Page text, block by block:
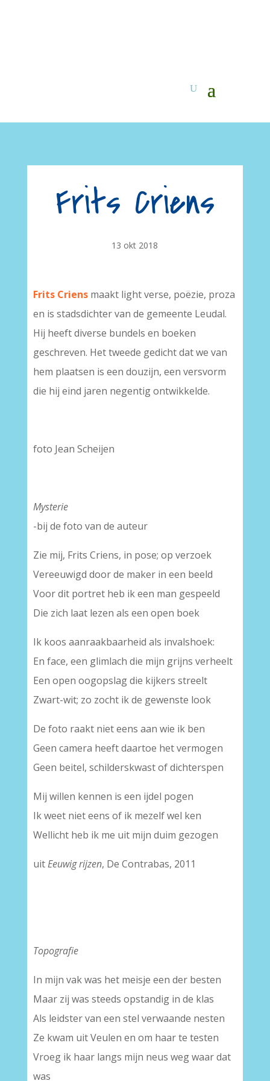
Frits Criens
13 okt 2018
Frits Criensmaakt light verse, poëzie, proza
en is stadsdichter van de gemeente Leudal.
Hij heeft diverse bundels en boeken
geschreven. Het tweede gedicht dat we van
hem plaatsen is een douzijn, een versvorm
die hij eind jaren negentig ontwikkelde.
foto Jean Scheijen
Mysterie
-bij de foto van de auteur
Zie mij, Frits Criens, in pose; op verzoek
Vereeuwigd door de maker in een beeld
Voor dit portret heb ik een man gespeeld
Die zich laat lezen als een open boek
Ik koos aanraakbaarheid als invalshoek:
En face, een glimlach die mijn grijns verheelt
Een open oogopslag die kijkers streelt
Zwart-wit; zo zocht ik de gewenste look
De foto raakt niet eens aan wie ik ben
Geen camera heeft daartoe het vermogen
Geen beitel, schilderskwast of dichterspen
Mij willen kennen is een ijdel pogen
Ik weet niet eens of ik mezelf wel ken
Wellicht heb ik me uit mijn duim gezogen
uitEeuwig rijzen, De Contrabas, 2011
Topografie
In mijn vak was het meisje een der besten
Maar zij was steeds opstandig in de klas
Als leidster van een stel verwaande nesten
Ze kwam uit Veulen en om haar te testen
Vroeg ik haar langs mijn neus weg waar dat
was